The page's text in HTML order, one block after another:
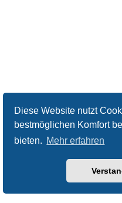
Diese Website nutzt
bestmöglichen Komfort
bieten. Mehr erfahren